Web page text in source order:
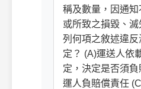
稱及數量，因通
或所致之損毀、
列何項之敘述違
定？ (A)運送人依
定，決定是否須
運人負賠償責任